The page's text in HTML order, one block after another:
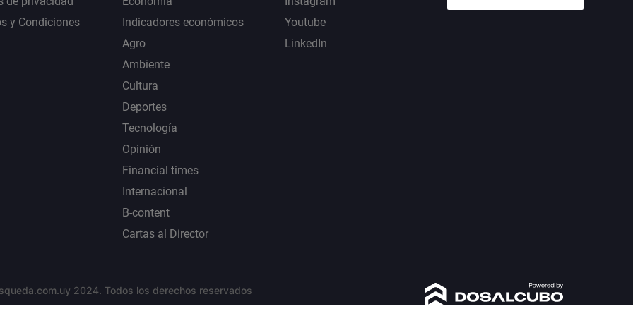
y Condiciones
Indicadores económicos
Agro
Ambiente
Cultura
Deportes
Tecnología
Opinión
Financial times
Internacional
B-content
Cartas al Director
Youtube
LinkedIn
2024. Todos los derechos reservados